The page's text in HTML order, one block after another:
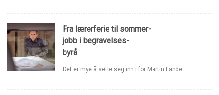
Fra lærerferie til sommer-
jobb i begravelses-
byrå
Det er mye å sette seg inn i for Martin Lande.